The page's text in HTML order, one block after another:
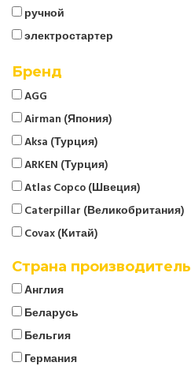
ручной
электростартер
Бренд
AGG
Airman (Япония)
Aksa (Турция)
ARKEN (Турция)
Atlas Copco (Швеция)
Caterpillar (Великобритания)
Covax (Китай)
Cummins (Великобритания)
Страна производитель
Англия
Беларусь
Бельгия
Германия